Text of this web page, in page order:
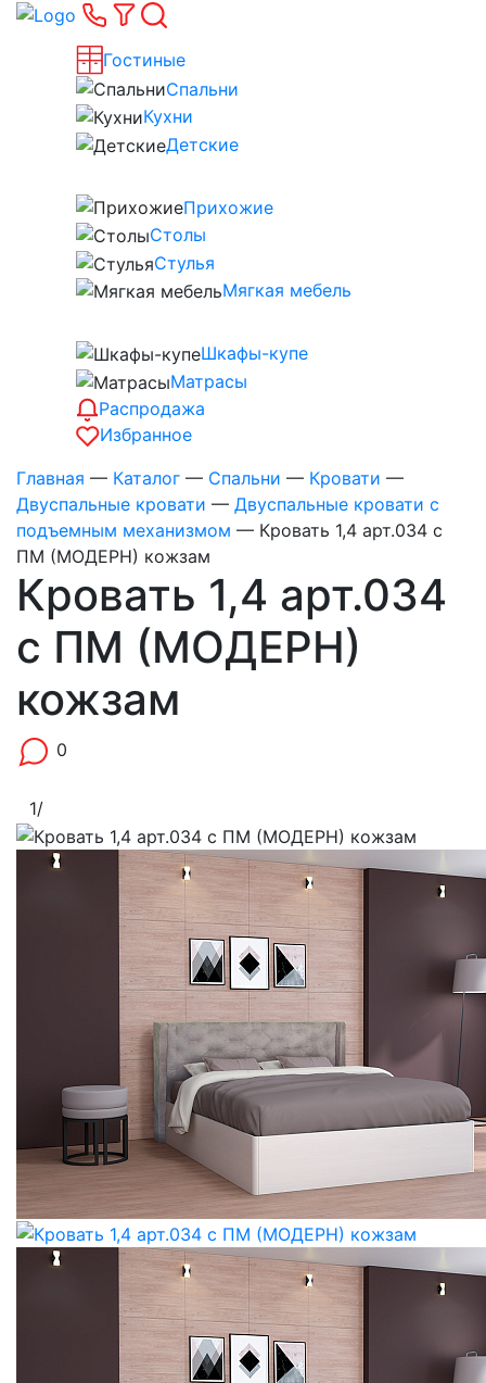
Гостиные
Спальни
Кухни
Детские
Прихожие
Столы
Стулья
Мягкая мебель
Шкафы-купе
Матрасы
Распродажа
Избранное
Главная — Каталог — Спальни — Кровати —
Двуспальные кровати — Двуспальные кровати с
подъемным механизмом — Кровать 1,4 арт.034 с
ПМ (МОДЕРН) кожзам
Кровать 1,4 арт.034
с ПМ (МОДЕРН)
кожзам
0
1/